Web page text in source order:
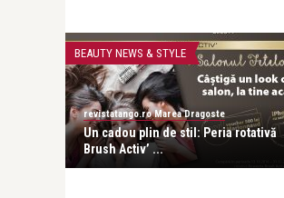
BEAUTY NEWS & STYLE
revistatango.ro Marea Dragoste
Un cadou plin de stil: Peria rotativă
Brush Activ’ ...